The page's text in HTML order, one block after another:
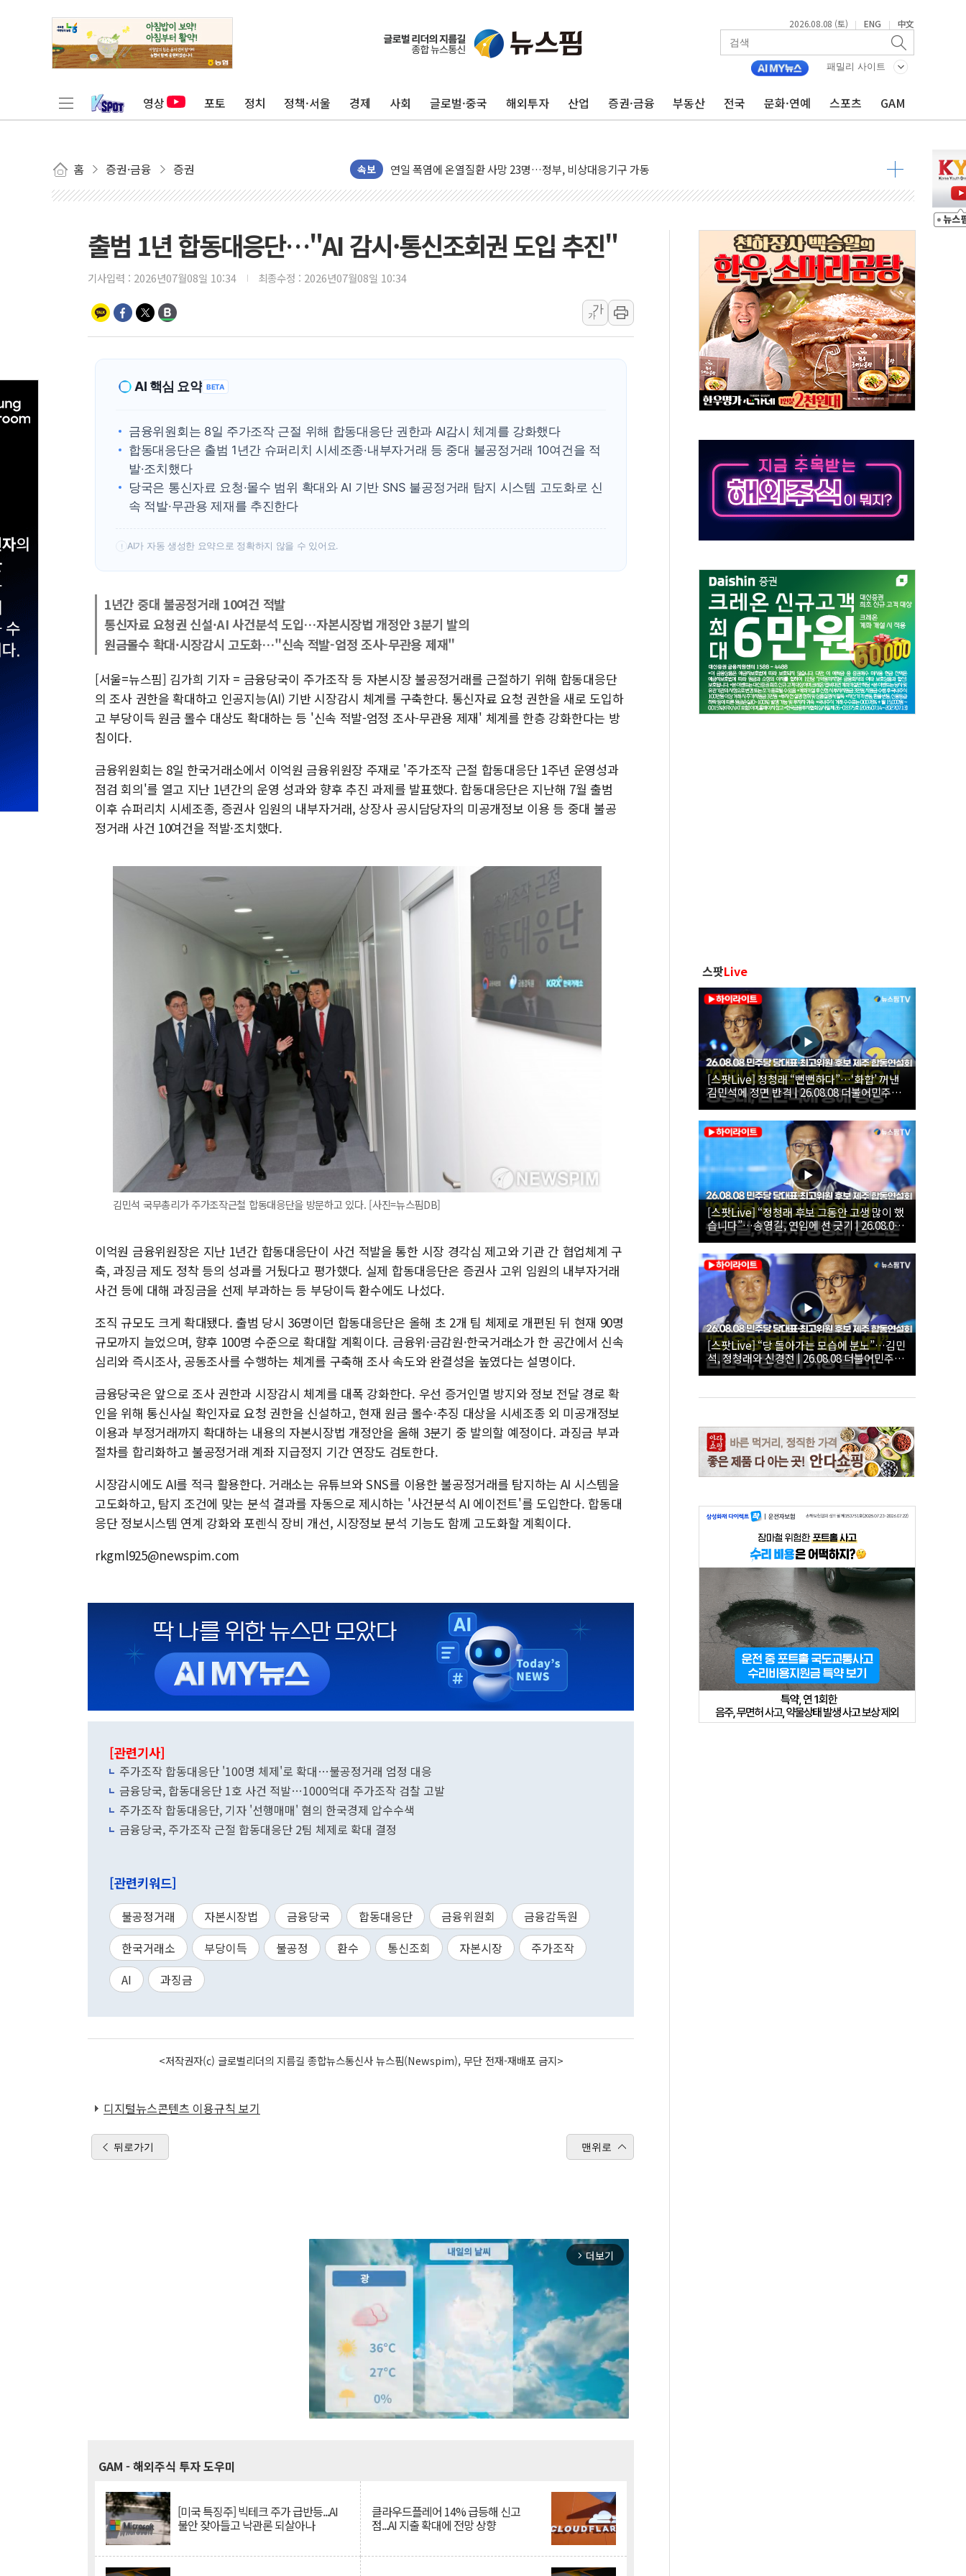
2026.08.08 (토) | ENG | 中文
패밀리 사이트
영상 포토 정치 정책·서울 경제 사회 글로벌·중국 해외투자 산업 증권·금융 부동산 전국 문화·연예 스포츠 GAM
홈 증권·금융 증권 속보
李대통령, ISA 개편 재검토 지시…與 "적극 환영"·野 "졸속 국정"
동해중부 전 해상 풍랑주의보…10일까지 최대 3.5m 높은 물결
中 전방위 아파트 부양, 수도 베이징도 부동산 규제 철폐
인제 용대리 계곡서 수위 상승으로 피서객 7명 고립…전원 구조
강원 중·남부 동해안 시간당 50mm 이상 폭우…호우경보 발효
청양 밭에서 일하던 90대 숨져…온열질환 여부 조사
폭염에 車 운전면허 기능시험 오전 집중 편성…체감온도 38도 넘으면 중단
李대통령, 'ISA·주가누르기 방지법' 전면 재검토 지시
'호우 특보' 경북 울진 시간당 20~30mm 강한 비...가뭄 해소될 듯
주말 무더위·열대야 지속…내륙 곳곳 소나기
오세훈 "용산공원 주택 검토, 민주당 스스로 원칙 뒤집는 것"
한상협, 업계 개인정보 보안 새판 짠다…'자율규제단체' 타진
민주당, 오늘 제주·인천 경선 발표...김민석 '재역전' vs 정청래 '격차 확대'
트럼프, 쿡 연준 이사 해임 재추진…"26일까지 의혹 소명" 요구
유럽증시, 美 고용 예상 밖 부진에 연준 금리 인상 가능성 낮아지며 상승… STOXX 600 지수는 나흘 연속 최고치
출범 1년 합동대응단…"AI 감시·통신조회권 도입 추진"
기사입력 : 2026년07월08일 10:34 최종수정 : 2026년07월08일 10:34
가
가
AI 핵심 요약 BETA
금융위원회는 8일 주가조작 근절 위해 합동대응단 권한과 AI감시 체계를 강화했다
합동대응단은 출범 1년간 슈퍼리치 시세조종·내부자거래 등 중대 불공정거래 10여건을 적
발·조치했다
당국은 통신자료 요청·몰수 범위 확대와 AI 기반 SNS 불공정거래 탐지 시스템 고도화로 신
속 적발·무관용 제재를 추진한다
! AI가 자동 생성한 요약으로 정확하지 않을 수 있어요.
1년간 중대 불공정거래 10여건 적발
통신자료 요청권 신설·AI 사건분석 도입…자본시장법 개정안 3분기 발의
원금몰수 확대·시장감시 고도화…"신속 적발-엄정 조사-무관용 제재"
[서울=뉴스핌] 김가희 기자 = 금융당국이 주가조작 등 자본시장 불공정거래를 근절하기 위해 합동대응단
의 조사 권한을 확대하고 인공지능(AI) 기반 시장감시 체계를 구축한다. 통신자료 요청 권한을 새로 도입하
고 부당이득 원금 몰수 대상도 확대하는 등 '신속 적발-엄정 조사-무관용 제재' 체계를 한층 강화한다는 방
침이다.
금융위원회는 8일 한국거래소에서 이억원 금융위원장 주재로 '주가조작 근절 합동대응단 1주년 운영성과
점검 회의'를 열고 지난 1년간의 운영 성과와 향후 추진 과제를 발표했다. 합동대응단은 지난해 7월 출범
이후 슈퍼리치 시세조종, 증권사 임원의 내부자거래, 상장사 공시담당자의 미공개정보 이용 등 중대 불공
정거래 사건 10여건을 적발·조치했다.
김민석 국무총리가 주가조작근철 합동대응단을 방문하고 있다. [사진=뉴스핌DB]
이억원 금융위원장은 지난 1년간 합동대응단이 사건 적발을 통한 시장 경각심 제고와 기관 간 협업체계 구
축, 과징금 제도 정착 등의 성과를 거뒀다고 평가했다. 실제 합동대응단은 증권사 고위 임원의 내부자거래
사건 등에 대해 과징금을 선제 부과하는 등 부당이득 환수에도 나섰다.
조직 규모도 크게 확대됐다. 출범 당시 36명이던 합동대응단은 올해 초 2개 팀 체제로 개편된 뒤 현재 90명
규모까지 늘었으며, 향후 100명 수준으로 확대할 계획이다. 금융위·금감원·한국거래소가 한 공간에서 신속
심리와 즉시조사, 공동조사를 수행하는 체계를 구축해 조사 속도와 완결성을 높였다는 설명이다.
금융당국은 앞으로 조사 권한과 시장감시 체계를 대폭 강화한다. 우선 증거인멸 방지와 정보 전달 경로 확
인을 위해 통신사실 확인자료 요청 권한을 신설하고, 현재 원금 몰수·추징 대상을 시세조종 외 미공개정보
이용과 부정거래까지 확대하는 내용의 자본시장법 개정안을 올해 3분기 중 발의할 예정이다. 과징금 부과
절차를 합리화하고 불공정거래 계좌 지급정지 기간 연장도 검토한다.
시장감시에도 AI를 적극 활용한다. 거래소는 유튜브와 SNS를 이용한 불공정거래를 탐지하는 AI 시스템을
고도화하고, 탐지 조건에 맞는 분석 결과를 자동으로 제시하는 '사건분석 AI 에이전트'를 도입한다. 합동대
응단 정보시스템 연계 강화와 포렌식 장비 개선, 시장정보 분석 기능도 함께 고도화할 계획이다.
rkgml925@newspim.com
[관련기사]
주가조작 합동대응단 '100명 체제'로 확대…불공정거래 엄정 대응
금융당국, 합동대응단 1호 사건 적발…1000억대 주가조작 검찰 고발
주가조작 합동대응단, 기자 '선행매매' 혐의 한국경제 압수수색
금융당국, 주가조작 근절 합동대응단 2팀 체제로 확대 결정
[관련키워드]
불공정거래 자본시장법 금융당국 합동대응단 금융위원회
금융감독원
한국거래소
부당이득 불공정 환수 통신조회 자본시장
주가조작
AI
과징금
<저작권자(c) 글로벌리더의 지름길 종합뉴스통신사 뉴스핌(Newspim), 무단 전재-재배포 금지>
디지털뉴스콘텐츠 이용규칙 보기
뒤로가기 맨위로
arrow_forward_ios 더보기
GAM - 해외주식 투자 도우미
[미국 특징주] 빅테크 주가 급반등...AI
불안 잦아들고 낙관론 되살아나
클라우드플레어 14% 급등해 신고
점...AI 지출 확대에 전망 상향
스팟Live
[스팟Live] 정청래 “뻔뻔하다”…‘화합’ 꺼낸
김민석에 정면 반격 | 26.08.08 더불어민주당
당대표·최고위원 후보 제주 합동연설회
[스팟Live] “정청래 후보 그동안 고생 많이 했
습니다”…송영길, 연임에 선 긋기 | 26.08.08
더불어민주당 당대표·최고위원 후보 제주 합
동연설회
[스팟Live] “당 돌아가는 모습에 분노”…김민
석, 정청래와 신경전 | 26.08.08 더불어민주당
당대표·최고위원 후보 제주 합동연설회